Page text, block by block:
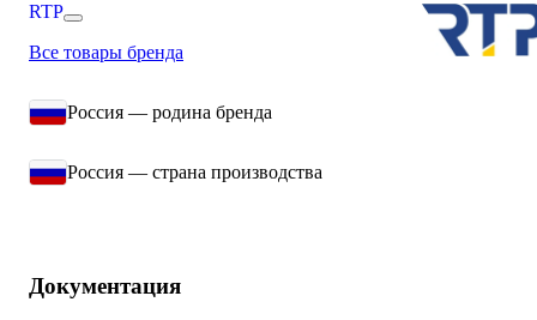
RTP
Все товары бренда
Россия — родина бренда
Россия — страна производства
Документация